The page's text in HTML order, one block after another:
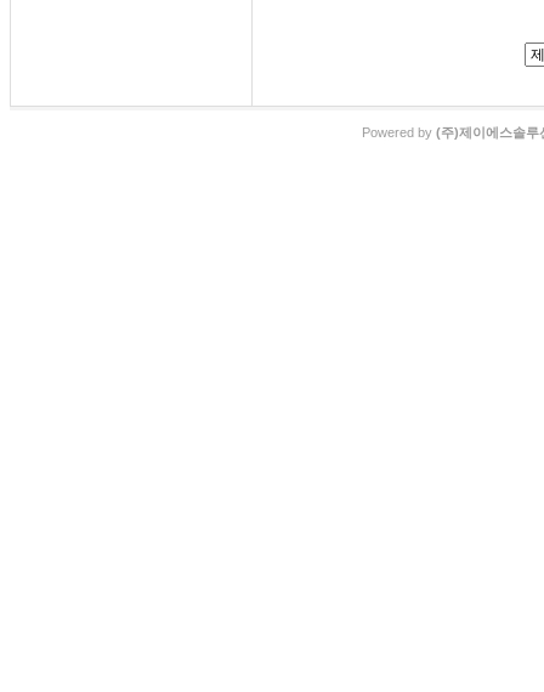
Powered by (주)제이에스솔루